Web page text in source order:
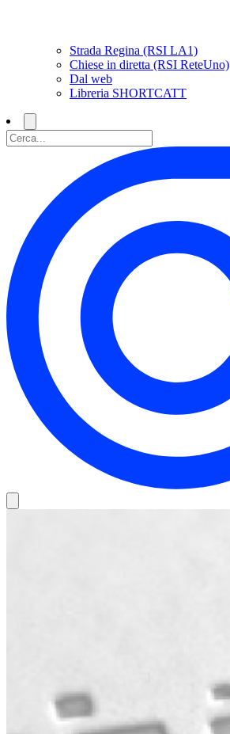
Strada Regina (RSI LA1)
Chiese in diretta (RSI ReteUno)
Dal web
Libreria SHORTCATT